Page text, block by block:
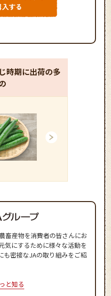
時期に出荷の多
畜産物を消費者の皆さんにお
気にするために様々な活動を
も密接なJAの取り組みをご紹
と知る